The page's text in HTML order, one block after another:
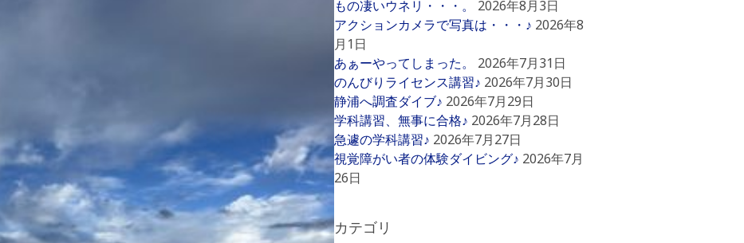
もの凄いウネリ・・・。
2026年8月3日
アクションカメラで写真は・・・♪ 2026年8
月1日
あぁーやってしまった。
2026年7月31日
のんびりライセンス講習♪ 2026年7月30日
静浦へ調査ダイブ♪ 2026年7月29日
学科講習、無事に合格♪ 2026年7月28日
急遽の学科講習♪ 2026年7月27日
視覚障がい者の体験ダイビング♪ 2026年7月
26日
カテゴリ